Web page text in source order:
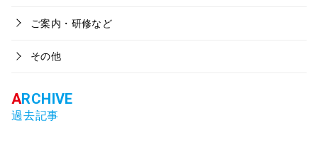
ご案内・研修など
その他
過去記事